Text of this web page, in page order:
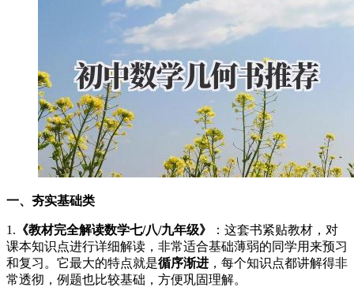
一、夯实基础类
1. 《教材完全解读数学七/八/九年级》
：这套书紧贴教材，对
课本知识点进行详细解读，非常适合基础薄弱的同学用来预习
和复习。它最大的特点就是循序渐进 ，每个知识点都讲解得非
常透彻，例题也比较基础，方便巩固理解。